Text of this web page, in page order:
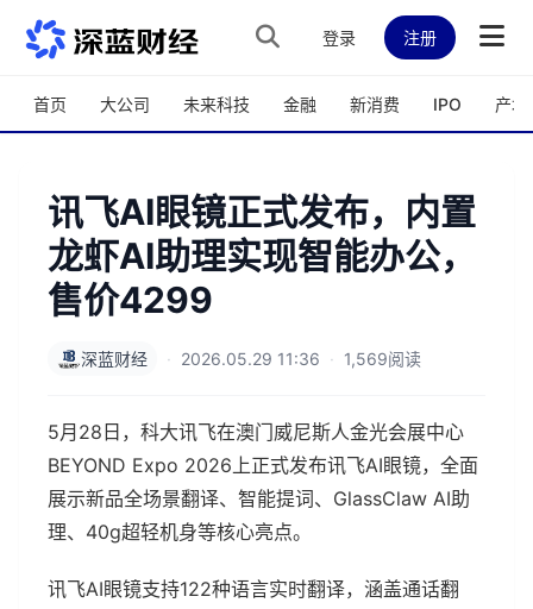
跳转到主内容
登录 注册
首页 大公司 未来科技 金融 新消费 IPO 产城
讯飞AI眼镜正式发布，内置
龙虾AI助理实现智能办公，
售价4299
深蓝财经 · 2026.05.29 11:36 · 1,569阅读
5月28日，科大讯飞在澳门威尼斯人金光会展中心
BEYOND Expo 2026上正式发布讯飞AI眼镜，全面
展示新品全场景翻译、智能提词、GlassClaw AI助
理、40g超轻机身等核心亮点。
讯飞AI眼镜支持122种语言实时翻译，涵盖通话翻